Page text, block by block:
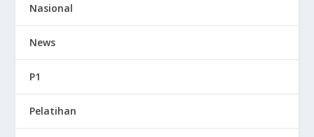
Nasional
News
P1
Pelatihan